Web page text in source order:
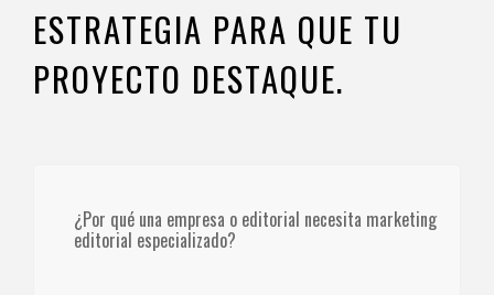
ESTRATEGIA PARA QUE TU
PROYECTO DESTAQUE.
¿Por qué una empresa o editorial necesita marketing
editorial especializado?